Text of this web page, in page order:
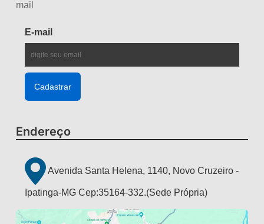
mail
E-mail
Endereço
Avenida Santa Helena, 1140, Novo Cruzeiro -
Ipatinga-MG Cep:35164-332.(Sede Própria)